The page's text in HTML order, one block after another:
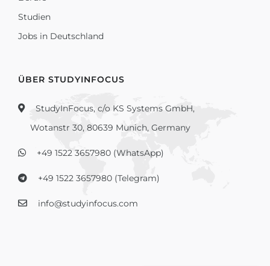
Studien
Jobs in Deutschland
ÜBER STUDYINFOCUS
StudyInFocus, c/o KS Systems GmbH,
Wotanstr 30, 80639 Munich, Germany
+49 1522 3657980 (WhatsApp)
+49 1522 3657980 (Telegram)
info@studyinfocus.com